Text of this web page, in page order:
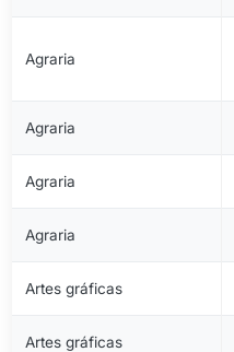
Agraria
Agraria
Agraria
Agraria
Artes gráficas
Artes gráficas